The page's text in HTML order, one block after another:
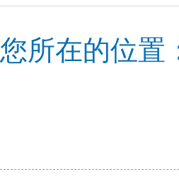
您所在的位置